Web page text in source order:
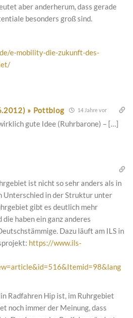
aber anderherum, dass gerade
besonders groß sind.
e-mobility-die-zukunft-des-
» Pottblog 14 Jahre vor
gute Idee (Ruhrbarone) – […]
ist nicht so sehr anders als in
Unterschied in der Struktur unter
gibt es deutlich mehr
haben ein ganz anderes
Dazu läuft am ILS in
https://www.ils-
Radfahren Hip ist, im Ruhrgebiet
noch immer der Meinung, dass